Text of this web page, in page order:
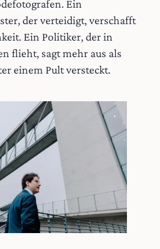
Ein
der verteidigt, verschafft
Ein Politiker, der in
flieht, sagt mehr aus als
einem Pult versteckt.